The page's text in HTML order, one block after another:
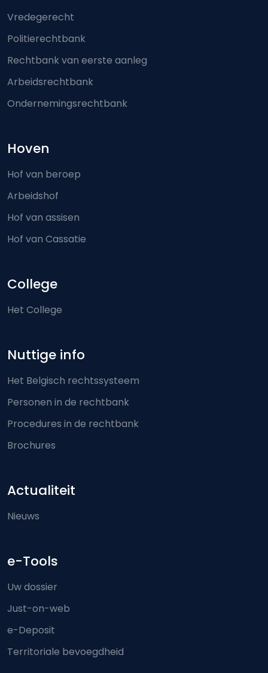
Vredegerecht
Politierechtbank
Rechtbank van eerste aanleg
Arbeidsrechtbank
Ondernemingsrechtbank
Hoven
Hof van beroep
Arbeidshof
Hof van assisen
Hof van Cassatie
College
Het College
Nuttige info
Het Belgisch rechtssysteem
Personen in de rechtbank
Procedures in de rechtbank
Brochures
Actualiteit
Nieuws
e-Tools
Uw dossier
Just-on-web
e-Deposit
Territoriale bevoegdheid